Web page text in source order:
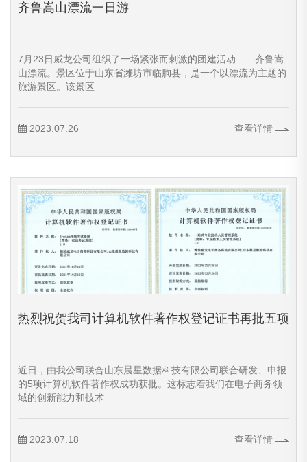
齐鲁嵩山漂流一日游
7月23日威龙公司组织了一场紧张而刺激的团建活动——齐鲁嵩
山漂流。景区位于山东省潍坊市临朐县，是一个以漂流为主题的
旅游景区。该景区
2023.07.26 查看详情
热烈祝贺我司计算机软件著作权登记证书再批五项
近日，由我公司联合山东晨星数据科技有限公司联合研发、申报
的5项计算机软件著作权成功获批。这标志着我们在电子商务领
域的创新能力和技术
2023.07.18 查看详情